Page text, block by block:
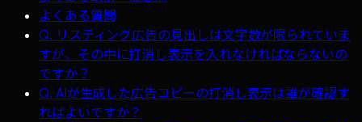
よくある質問
Q. リスティング広告の見出しは文字数が限られていま
すが、その中に打消し表示を入れなければならないの
ですか？
Q. AIが生成した広告コピーの打消し表示は誰が確認す
ればよいですか？